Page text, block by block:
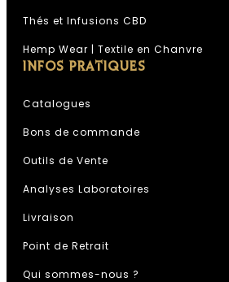
Thés et Infusions CBD
Hemp Wear | Textile en Chanvre
INFOS PRATIQUES
Catalogues
Bons de commande
Outils de Vente
Analyses Laboratoires
Livraison
Point de Retrait
Qui sommes-nous ?